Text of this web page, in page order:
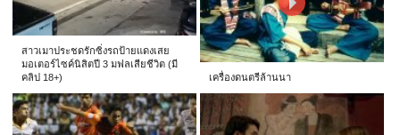
สาวเมาประชดรักซิ่งรถป้ายแดงเสย
มอเตอร์ไซค์นิสิตปี 3 มฟลเสียชีวิต (มี
คลิป 18+)
เครื่องดนตรีล้านนา